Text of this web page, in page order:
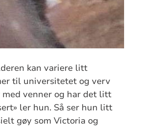
kan variere litt
til universitetet og verv
med venner og har det litt
ler hun. Så ser hun litt
gøy som Victoria og